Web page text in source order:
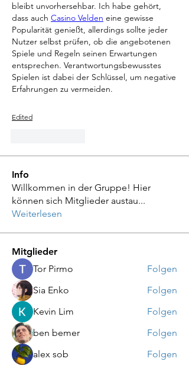
bleibt unvorhersehbar. Ich habe gehört,
dass auch Casino Velden eine gewisse
Popularität genießt, allerdings sollte jeder
Nutzer selbst prüfen, ob die angebotenen
Spiele und Regeln seinen Erwartungen
entsprechen. Verantwortungsbewusstes
Spielen ist dabei der Schlüssel, um negative
Erfahrungen zu vermeiden.
Edited
Info
Willkommen in der Gruppe! Hier
können sich Mitglieder austau...
Weiterlesen
Mitglieder
Tor Pirmo
Folgen
Sia Enko
Folgen
Kevin Lim
Folgen
ben bemer
Folgen
alex sob
Folgen